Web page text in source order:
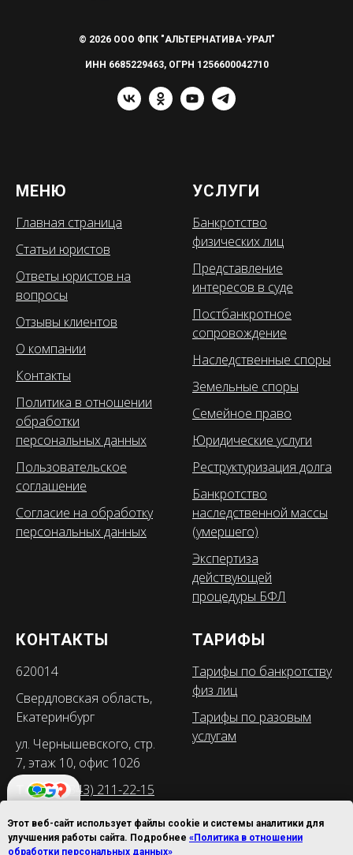
© 2026 ООО ФПК "АЛЬТЕРНАТИВА-УРАЛ"
ИНН 6685229463, ОГРН 1256600042710
МЕНЮ
Главная страница
Статьи юристов
Ответы юристов на
вопросы
Отзывы клиентов
О компании
Контакты
Политика в отношении
обработки
персональных данных
Пользовательское
соглашение
Согласие на обработку
персональных данных
УСЛУГИ
Банкротство
физических лиц
Представление
интересов в суде
Постбанкротное
сопровождение
Наследственные споры
Земельные споры
Семейное право
Юридические услуги
Реструктуризация долга
Банкротство
наследственной массы
(умершего)
Экспертиза
действующей
процедуры БФЛ
КОНТАКТЫ
620014
Свердловская область,
Екатеринбург
ул. Чернышевского, стр.
7, этаж 10, офис 1026
Тел:+7 (343) 211-22-15
8 912 211 22 15
ТАРИФЫ
Тарифы по банкротству
физ лиц
Тарифы по разовым
услугам
Этот веб-сайт использует файлы cookie и системы аналитики для
улучшения работы сайта. Подробнее «Политика в отношении
обработки персональных данных»
4.9из 5